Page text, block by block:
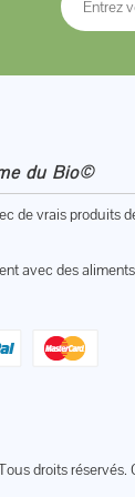
du Bio©
de vrais produits
avec des
droits